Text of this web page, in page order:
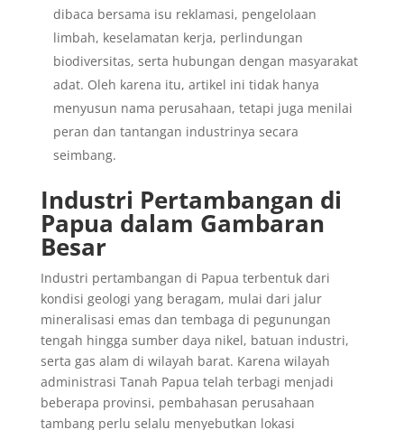
dibaca bersama isu reklamasi, pengelolaan
limbah, keselamatan kerja, perlindungan
biodiversitas, serta hubungan dengan masyarakat
adat. Oleh karena itu, artikel ini tidak hanya
menyusun nama perusahaan, tetapi juga menilai
peran dan tantangan industrinya secara
seimbang.
Industri Pertambangan di
Papua dalam Gambaran
Besar
Industri pertambangan di Papua terbentuk dari
kondisi geologi yang beragam, mulai dari jalur
mineralisasi emas dan tembaga di pegunungan
tengah hingga sumber daya nikel, batuan industri,
serta gas alam di wilayah barat. Karena wilayah
administrasi Tanah Papua telah terbagi menjadi
beberapa provinsi, pembahasan perusahaan
tambang perlu selalu menyebutkan lokasi